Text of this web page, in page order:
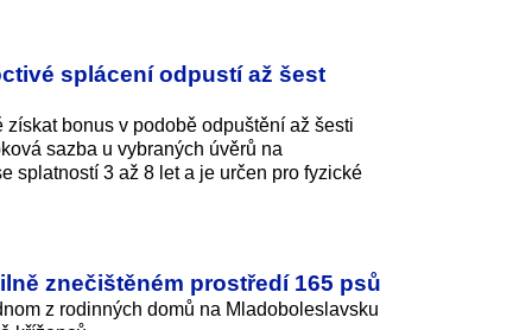
splácení odpustí až šest
bonus v podobě odpuštění až šesti
sazba u vybraných úvěrů na
splatností 3 až 8 let a je určen pro fyzické
znečištěném prostředí 165 psů
z rodinných domů na Mladoboleslavsku